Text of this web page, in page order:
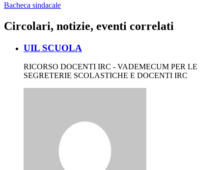
Bacheca sindacale
Circolari, notizie, eventi correlati
UIL SCUOLA
RICORSO DOCENTI IRC - VADEMECUM PER LE
SEGRETERIE SCOLASTICHE E DOCENTI IRC